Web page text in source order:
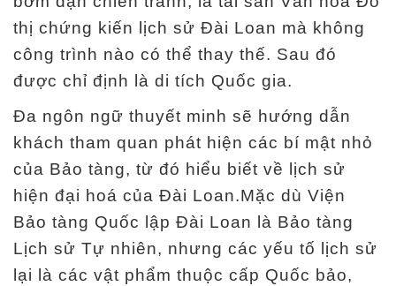
a
n
g
c
h
ủ
K
ế
t
thị chứng kiến lịch sử Đài Loan mà không
công trình nào có thể thay thế. Sau đó
được chỉ định là di tích Quốc gia.
Đa ngôn ngữ thuyết minh sẽ hướng dẫn
khách tham quan phát hiện các bí mật nhỏ
của Bảo tàng, từ đó hiểu biết về lịch sử
hiện đại hoá của Đài Loan.Mặc dù Viện
Bảo tàng Quốc lập Đài Loan là Bảo tàng
Lịch sử Tự nhiên, nhưng các yếu tố lịch sử
lại là các vật phẩm thuộc cấp Quốc bảo,